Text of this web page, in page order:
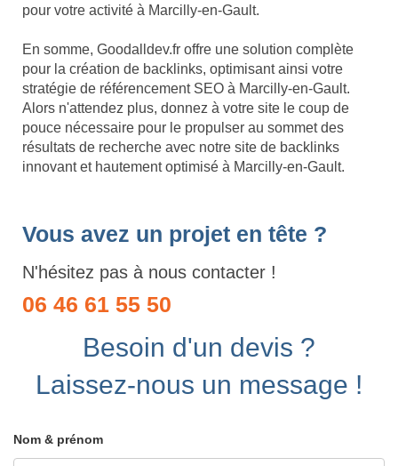
pour votre activité à Marcilly-en-Gault.
En somme, Goodalldev.fr offre une solution complète
pour la création de backlinks, optimisant ainsi votre
stratégie de référencement SEO à Marcilly-en-Gault.
Alors n'attendez plus, donnez à votre site le coup de
pouce nécessaire pour le propulser au sommet des
résultats de recherche avec notre site de backlinks
innovant et hautement optimisé à Marcilly-en-Gault.
Vous avez un projet en tête ?
N'hésitez pas à nous contacter !
06 46 61 55 50
Besoin d'un devis ?
Laissez-nous un message !
Nom & prénom